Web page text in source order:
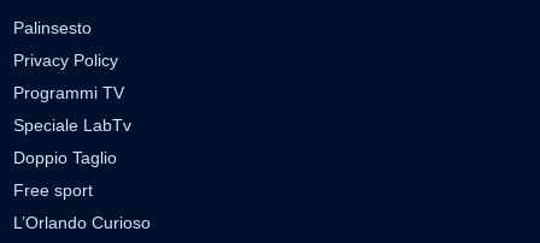
Palinsesto
Privacy Policy
Programmi TV
Speciale LabTv
Doppio Taglio
Free sport
L’Orlando Curioso